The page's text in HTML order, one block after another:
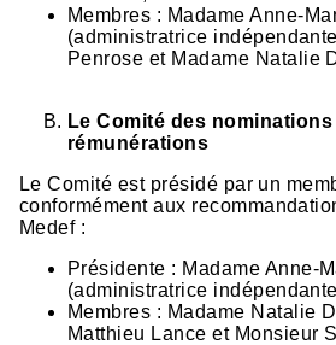
Membres : Madame Anne-
(administratrice
Penrose et Madame Natalie
Le Comité des
rémunérations
Le Comité est présidé par un
conformément aux
Medef :
Présidente : Madame Anne-
(administratrice
Membres : Madame Natalie
Matthieu Lance et Monsieur